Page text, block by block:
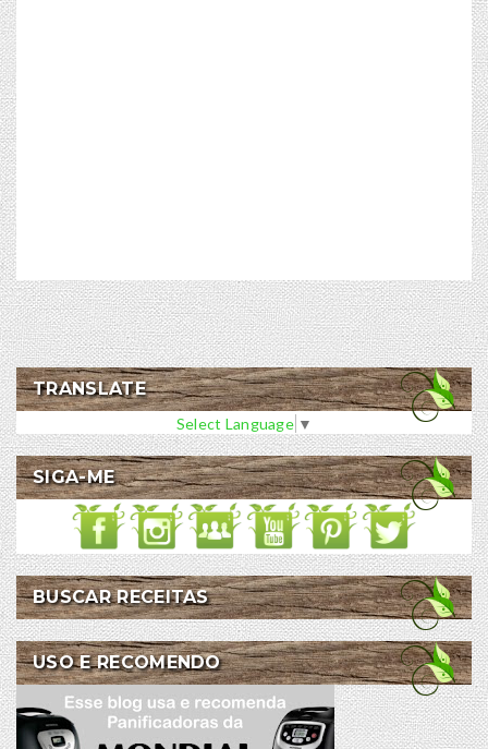
TRANSLATE
Select Language ▼
SIGA-ME
BUSCAR RECEITAS
USO E RECOMENDO